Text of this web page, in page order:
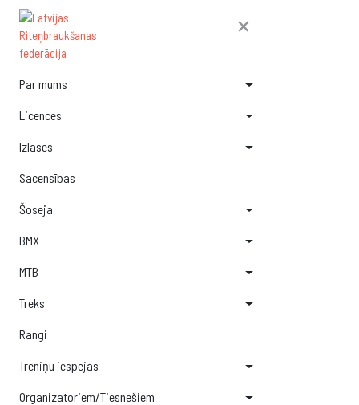
×
Par mums
Licences
Izlases
Sacensības
Šoseja
BMX
MTB
Treks
Rangi
Treniņu iespējas
Organizatoriem/Tiesnešiem